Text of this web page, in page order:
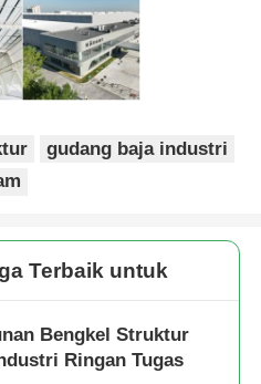
gudang baja industri
Terbaik untuk
Bengkel Struktur
Ringan Tugas